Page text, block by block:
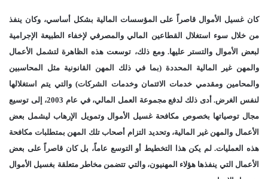
كان غسيل الأموال قاصراً على المؤسسات المالية بشكل أساسي، وكان ينفذ
من خلال سوء استغلال القطاعين المالي والمصرفي لإخفاء الطبيعة الإجرامية
لبعض الأموال والتستر عليها. ومع ذلك، توسعت هذه الظاهرة لتشمل الأعمال
والمهن غير المالية المحددة (بما في ذلك المهن القانونية مثل المحاسبين
والمحامين ومقدمي خدمات الائتمان وخدمات الشركات) والتي يتم استغلالها
لنفس الغرض. أدى ذلك لدفع مجموعة العمل المالي، في عام 2003، إلى توسيع
مجال توصياتها بخصوص مكافحة غسيل الأموال وتمويل الإرهاب ليشمل بعض
الأعمال والمهن غير المالية، وتحديد التزام أصحاب تلك المهن بمتطلبات مكافحة
هذه العمليات. لم يكن هذا التخطيط أو التوسع عاماً، بل كان قاصراً على بعض
الأعمال التي ينفذها هؤلاء المهنيون، والتي تتضمن مخاطر متعلقة بغسيل الأموال